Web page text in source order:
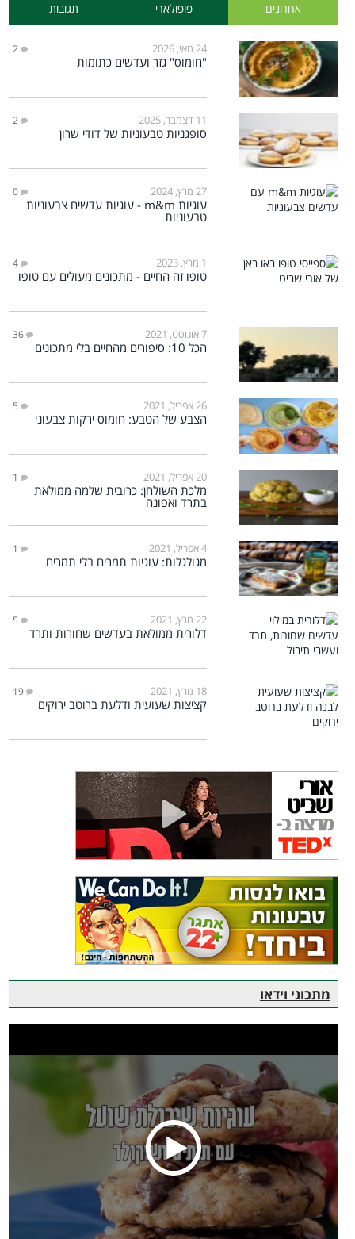
אחרונים פופולארי תגובות
24 מאי, 2026 2
"חומוס" גזר ועדשים כתומות
11 דצמבר, 2025 2
סופגניות טבעוניות של דודי שרון
27 מרץ, 2024 0
עוגיות m&m - עוגיות עדשים צבעוניות
טבעוניות
1 מרץ, 2023 4
טופו זה החיים - מתכונים מעולים עם טופו
7 אוגוסט, 2021 36
הכל 10: סיפורים מהחיים בלי מתכונים
26 אפריל, 2021 5
הצבע של הטבע: חומוס ירקות צבעוני
20 אפריל, 2021 1
מלכת השולחן: כרובית שלמה ממולאת
בתרד ואפונה
4 אפריל, 2021 1
מגולגלות: עוגיות תמרים בלי תמרים
22 מרץ, 2021 5
דלורית ממולאת בעדשים שחורות ותרד
18 מרץ, 2021 19
קציצות שעועית ודלעת ברוטב ירוקים
מתכוני וידאו